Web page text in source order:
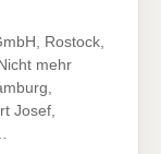
Rostock,
mehr
Josef,